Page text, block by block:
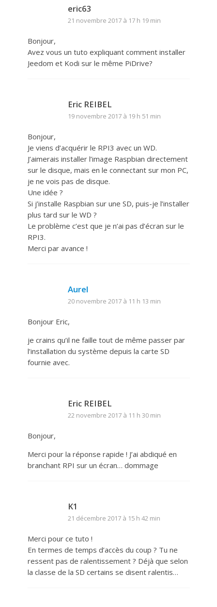
eric63
21 novembre 2017 à 17 h 19 min
Bonjour,
Avez vous un tuto expliquant comment installer
Jeedom et Kodi sur le même PiDrive?
Eric REIBEL
19 novembre 2017 à 19 h 51 min
Bonjour,
Je viens d’acquérir le RPI3 avec un WD.
J’aimerais installer l’image Raspbian directement
sur le disque, mais en le connectant sur mon PC,
je ne vois pas de disque.
Une idée ?
Si j’installe Raspbian sur une SD, puis-je l’installer
plus tard sur le WD ?
Le problème c’est que je n’ai pas d’écran sur le
RPI3.
Merci par avance !
Aurel
20 novembre 2017 à 11 h 13 min
Bonjour Eric,
je crains qu’il ne faille tout de même passer par
l’installation du système depuis la carte SD
fournie avec.
Eric REIBEL
22 novembre 2017 à 11 h 30 min
Bonjour,
Merci pour la réponse rapide ! J’ai abdiqué en
branchant RPI sur un écran… dommage
K1
21 décembre 2017 à 15 h 42 min
Merci pour ce tuto !
En termes de temps d’accès du coup ? Tu ne
ressent pas de ralentissement ? Déjà que selon
la classe de la SD certains se disent ralentis…